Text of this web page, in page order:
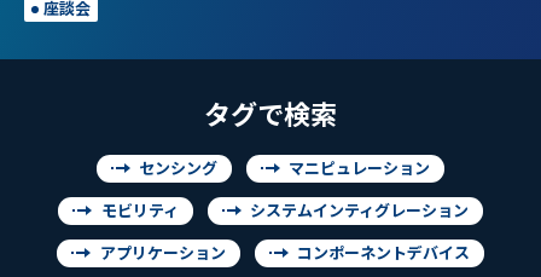
座談会
タグで検索
センシング マニピュレーション
モビリティ システムインティグレーション
アプリケーション コンポーネントデバイス